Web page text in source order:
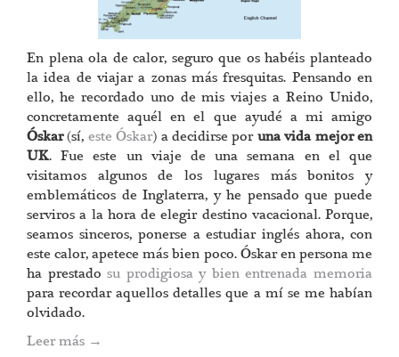
En plena ola de calor, seguro que os habéis planteado
la idea de viajar a zonas más fresquitas. Pensando en
ello, he recordado uno de mis viajes a Reino Unido,
concretamente aquél en el que ayudé a mi amigo
Óskar(sí, este Óskar) a decidirse poruna vida mejor en
UK. Fue este un viaje de una semana en el que
visitamos algunos de los lugares más bonitos y
emblemáticos de Inglaterra, y he pensado que puede
serviros a la hora de elegir destino vacacional. Porque,
seamos sinceros, ponerse a estudiar inglés ahora, con
este calor, apetece más bien poco. Óskar en persona me
ha prestadosu prodigiosa y bien entrenada memoria
para recordar aquellos detalles que a mí se me habían
olvidado.
Leer más →